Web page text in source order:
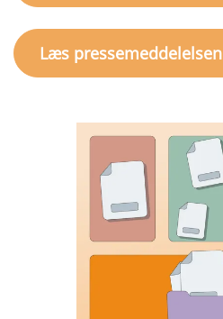
Læs pressemeddelelsen